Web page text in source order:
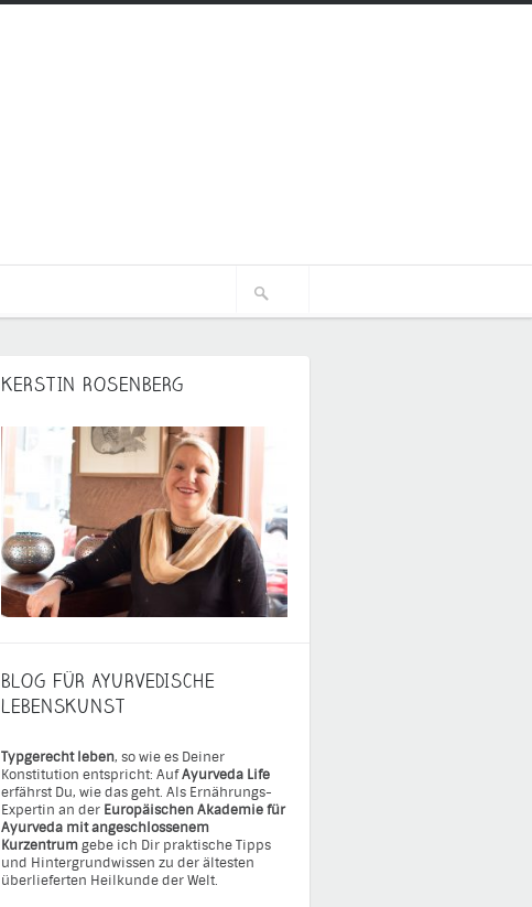
KERSTIN ROSENBERG
BLOG FÜR AYURVEDISCHE
LEBENSKUNST
Typgerecht leben, so wie es Deiner
Konstitution entspricht: AufAyurveda Life
erfährst Du, wie das geht. Als Ernährungs-
Expertin an der Europäischen Akademie für
Ayurveda mit angeschlossenem
Kurzentrumgebe ich Dir praktische Tipps
und Hintergrundwissen zu der ältesten
überlieferten Heilkunde der Welt.